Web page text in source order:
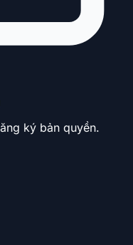
ký bản quyền.